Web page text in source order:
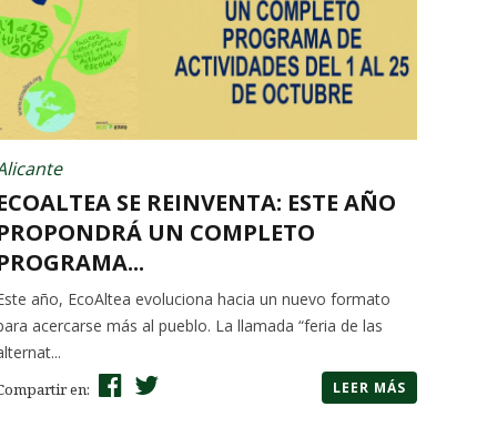
SE REINVENTA: ESTE AÑO
UN COMPLETO
año, EcoAltea evoluciona hacia un nuevo formato
acercarse más al pueblo. La llamada “feria de las
en: LEER MÁS